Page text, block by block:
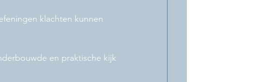
klachten kunnen
en praktische kijk